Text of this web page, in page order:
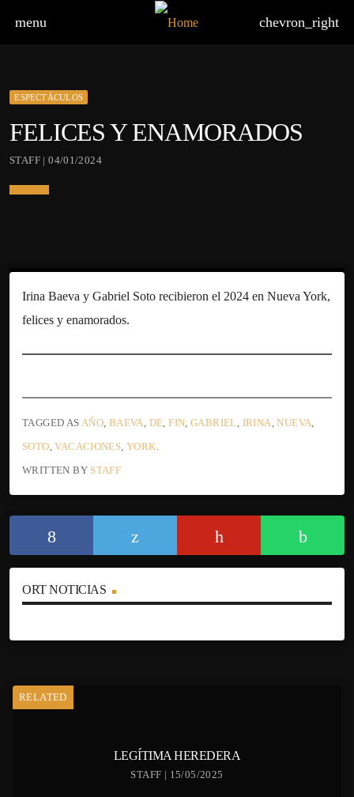
menu chevron_right
ESPECTÁCULOS
FELICES Y ENAMORADOS
STAFF | 04/01/2024
Irina Baeva y Gabriel Soto recibieron el 2024 en Nueva York,
felices y enamorados.
TAGGED AS AÑO BAEVA DE ,FIN ,GABRIEL IRINA ,NUEVA
SOTO ,VACACIONES ,YORK
WRITTEN BY STAFF
ORT NOTICIAS
RELATED
LEGÍTIMA HEREDERA
STAFF | 15/05/2025